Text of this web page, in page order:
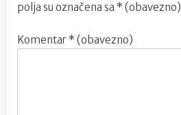
polja su označena sa * (obavezno)
Komentar * (obavezno)